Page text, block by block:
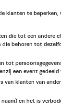
klanten te beperken,
die tot een andere
behoren tot
een event
klanten van
en het is